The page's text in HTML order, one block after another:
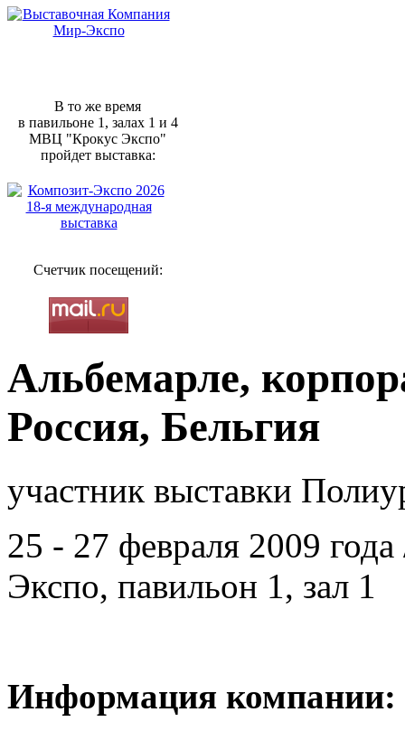
В то же время
в павильоне 1, залах 1 и 4
МВЦ "Крокус Экспо"
пройдет выставка:
Счетчик посещений:
Альбемарле,
Россия, Бельгия
участник выставки
25 - 27 февраля 2009
Экспо, павильон 1, зал 1
Информация компании: